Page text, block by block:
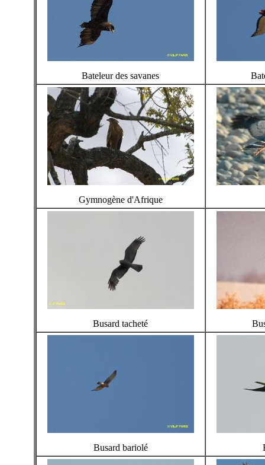
Bateleur des savanes
Gymnogène d'Afrique
Busard tacheté
Busard bariolé